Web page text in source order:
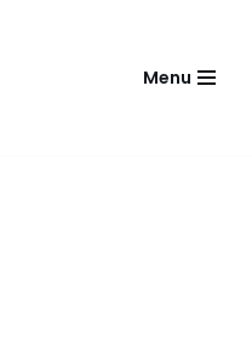
Menu